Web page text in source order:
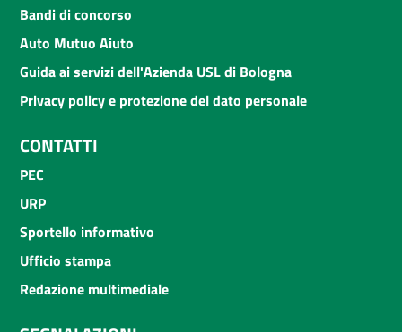
Bandi di concorso
Auto Mutuo Aiuto
Guida ai servizi dell'Azienda USL di Bologna
Privacy policy e protezione del dato personale
CONTATTI
PEC
URP
Sportello informativo
Ufficio stampa
Redazione multimediale